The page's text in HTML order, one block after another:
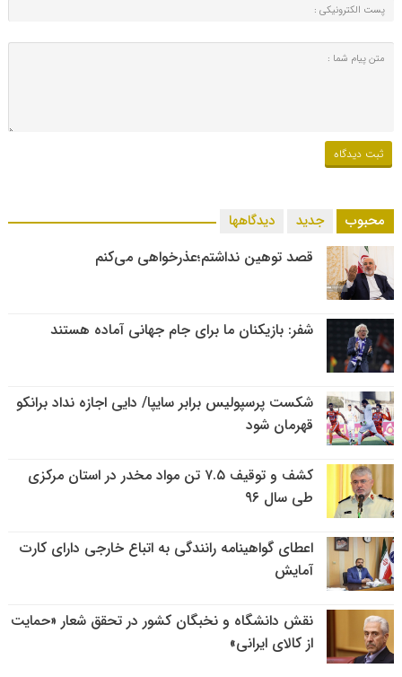
محبوب جدید دیدگاهها
قصد توهین نداشتم؛عذرخواهی می‌کنم
شفر: بازیکنان ما برای جام جهانی آماده هستند
شکست پرسپولیس برابر سایپا/ دایی اجازه نداد برانکو
قهرمان شود
کشف و توقیف ۷.۵ تن مواد مخدر در استان مرکزی
طی سال ۹۶
اعطای گواهینامه رانندگی به اتباع خارجی دارای کارت
آمایش
نقش دانشگاه و نخبگان کشور در تحقق شعار «حمایت
از کالای ایرانی»